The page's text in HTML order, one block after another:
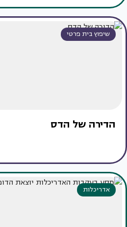
שיפוץ בית פרטי
הדירה של הדס
אדריכלות